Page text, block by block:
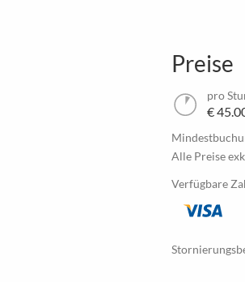
Preise
pro
€
Alle Preise
Verfügbare